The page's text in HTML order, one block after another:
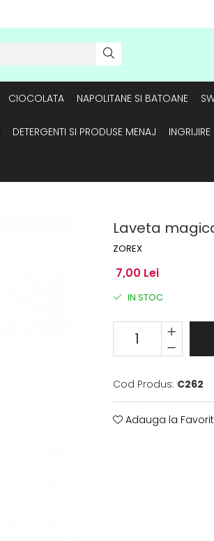
CIOCOLATA NAPOLITANE SI BATOANE
DETERGENTI SI PRODUSE MENAJ
Laveta
ZOREX
7,00 Lei
IN STOC
Cod Produs: C262
Adauga la